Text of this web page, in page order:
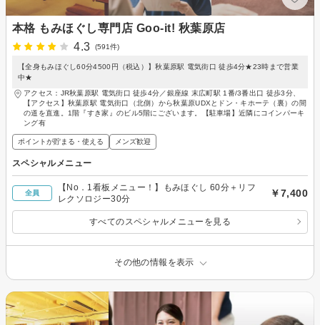
本格 もみほぐし専門店 Goo-it! 秋葉原店
4.3
(591件)
【全身もみほぐし60分4500円（税込）】秋葉原駅 電気街口 徒歩4分★23時まで営業
中★
アクセス：JR秋葉原駅 電気街口 徒歩4分／銀座線 末広町駅 1番/3番出口 徒歩3分、
【アクセス】秋葉原駅 電気街口（北側）から秋葉原UDXとドン・キホーテ（裏）の間
の道を直進。1階『すき家』のビル5階にございます。【駐車場】近隣にコインパーキ
ング有
ポイントが貯まる・使える メンズ歓迎
スペシャルメニュー
全員
【No．1看板メニュー！】もみほぐし 60分＋リフ
レクソロジー30分
￥7,400
すべてのスペシャルメニューを見る
その他の情報を表示